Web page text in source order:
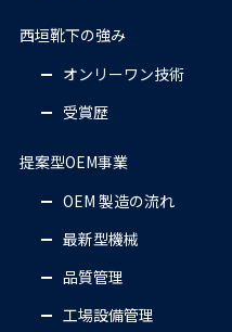
2008年11月
ウォーキングソックスの
ドデザインの技術デザイン
2008年4月
第一回奈良県ビジネス大
2007年11月
エコノレッグ「やわらか
西垣靴下の強み
オンリーワン技術
受賞歴
提案型OEM事業
OEM 製造の流れ
最新型機械
品質管理
工場設備管理